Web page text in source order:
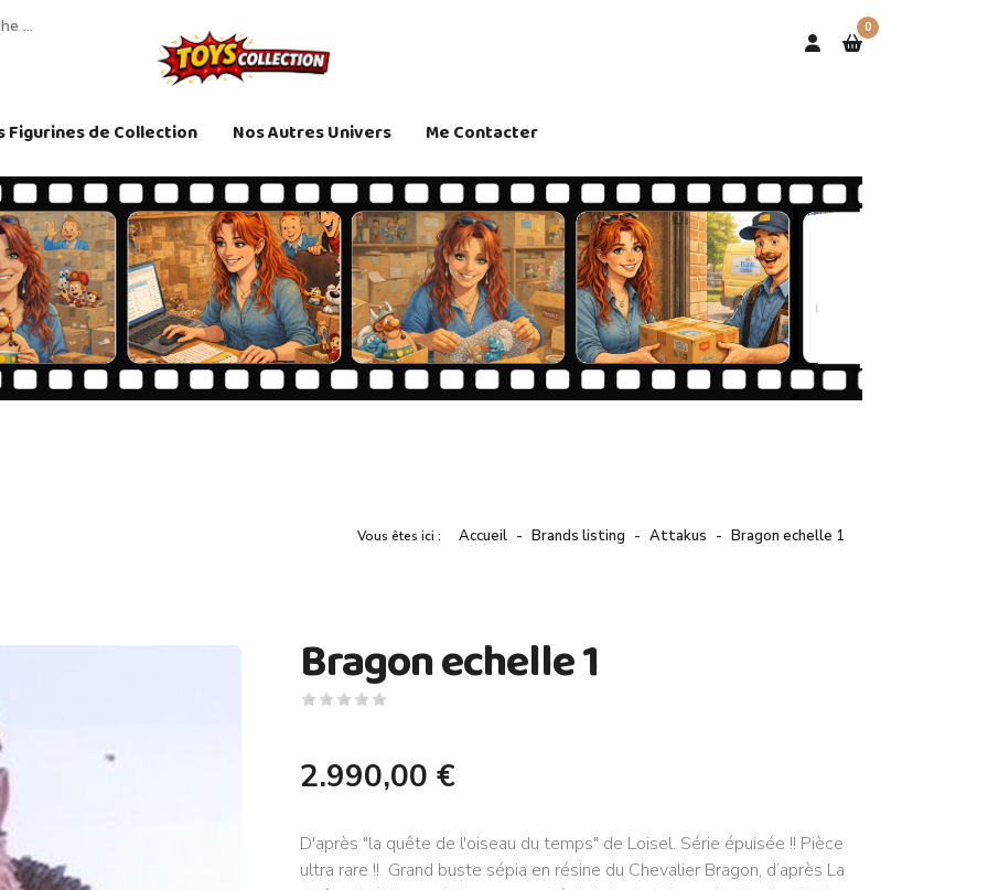
0
Figurines de Collection Nos Autres Univers Me Contacter
Vous êtes ici : Accueil Brands listing Attakus Bragon echelle 1
Bragon echelle 1
2.990,00 €
D'après "la quête de l'oiseau du temps" de Loisel. Série épuisée !! Pièce
ultra rare !! Grand buste sépia en résine du Chevalier Bragon, d’après La